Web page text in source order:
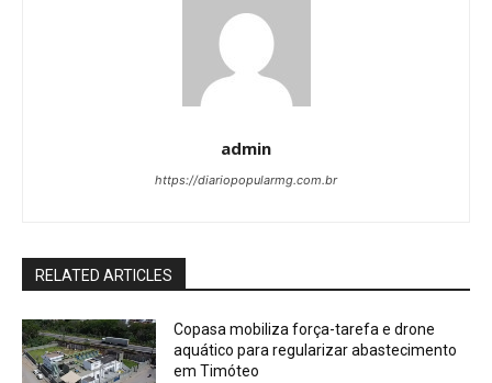
admin
https://diariopopularmg.com.br
RELATED ARTICLES
Copasa mobiliza força-tarefa e drone
aquático para regularizar abastecimento
em Timóteo